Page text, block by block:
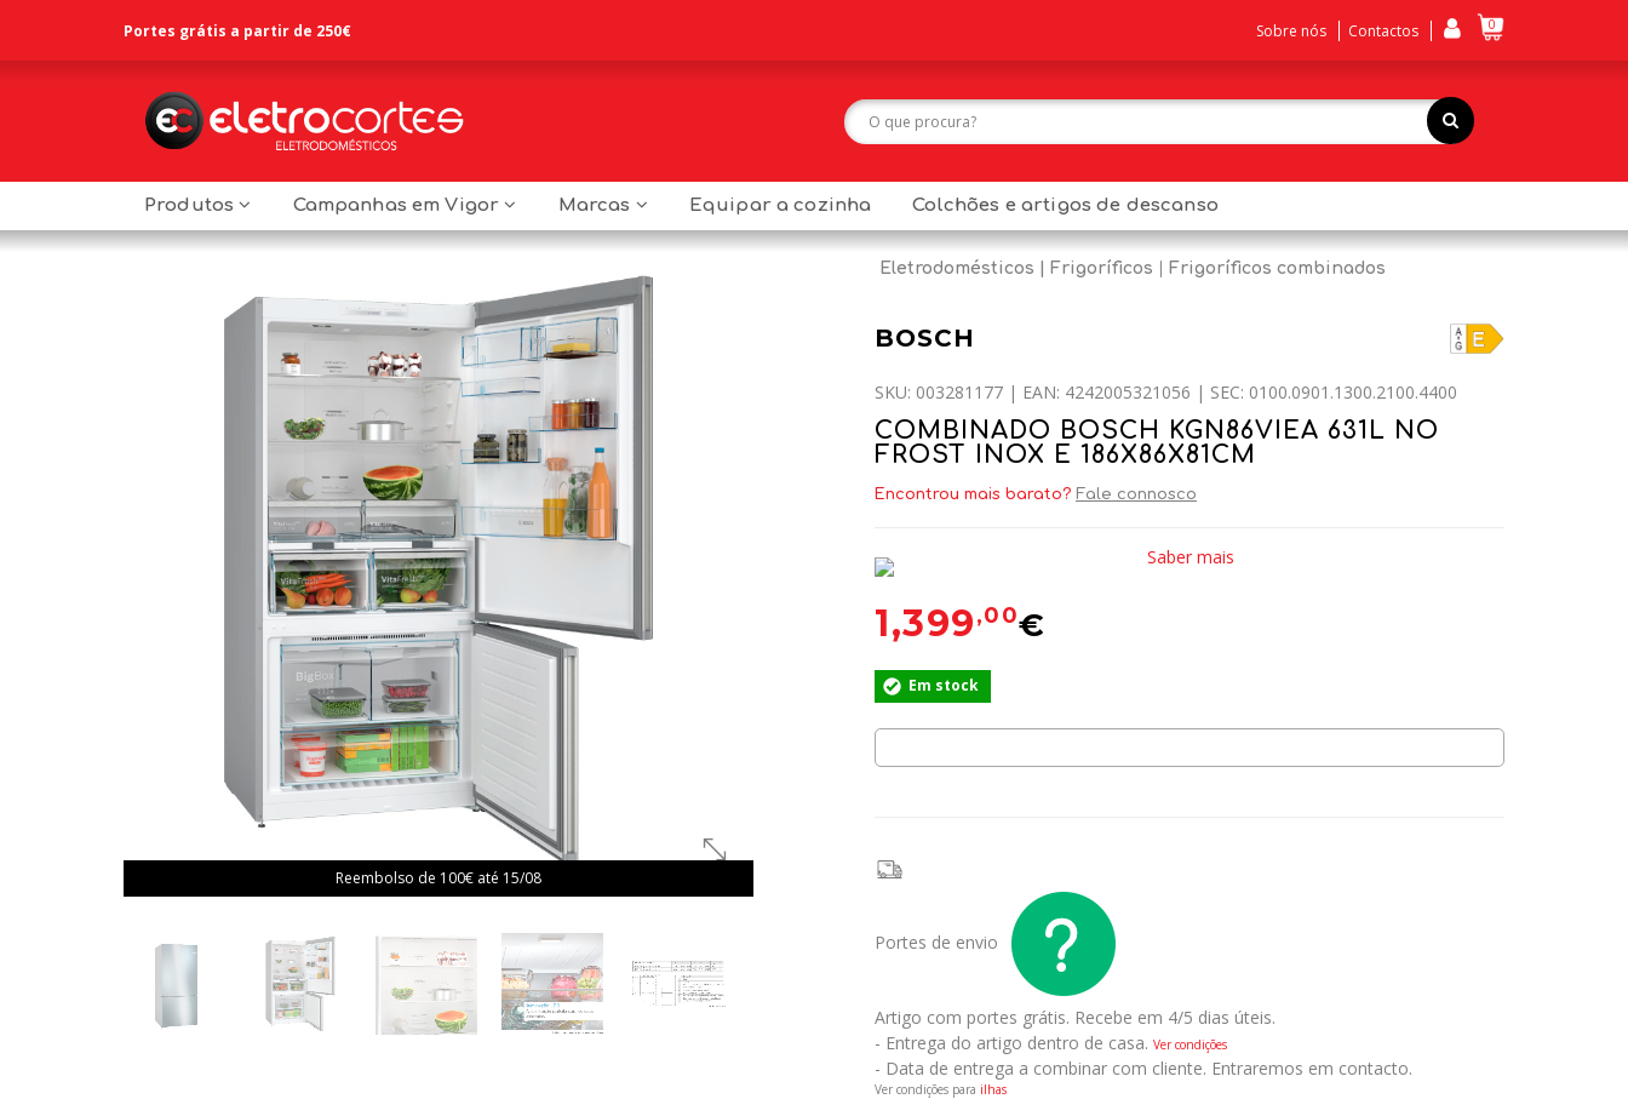
Portes grátis a partir de 250€ Sobre nós Contactos 0
Produtos Campanhas em Vigor Marcas Equipar a cozinha Colchões e artigos de descanso
Reembolso de 100€ até 15/08
Eletrodomésticos Frigoríficos Frigoríficos combinados
BOSCH
SKU: 003281177 | EAN: 4242005321056 | SEC: 0100.0901.1300.2100.4400
COMBINADO BOSCH KGN86VIEA 631L NO
FROST INOX E 186X86X81CM
Encontrou mais barato? Fale connosco
Saber mais
1,399,00€
Em stock
Portes de envio
Artigo com portes grátis. Recebe em 4/5 dias úteis.
- Entrega do artigo dentro de casa. Ver condições
- Data de entrega a combinar com cliente. Entraremos em contacto.
Ver condições para ilhas